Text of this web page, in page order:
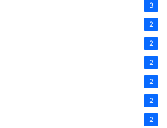
3
2
2
2
2
2
2